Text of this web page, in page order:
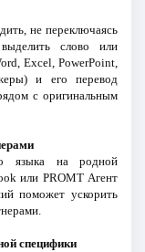
не переключаясь
слово или
Excel, PowerPoint,
и его перевод
с оригинальным
языка на родной
или PROMT Агент
поможет ускорить
специфики